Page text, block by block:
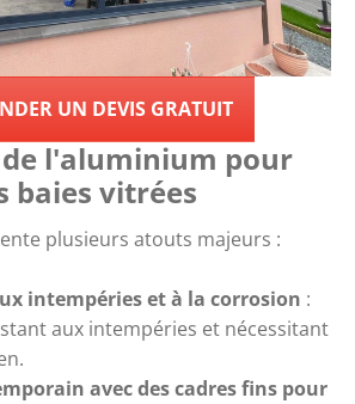
UN DEVIS GRATUIT
l'aluminium pour
baies vitrées
plusieurs atouts majeurs :
intempéries et à la corrosion :
aux intempéries et nécessitant
avec des cadres fins pour